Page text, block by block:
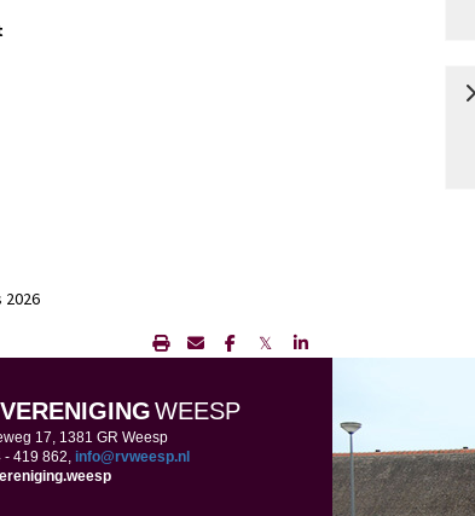
𝕏
WEESP
17, 1381 GR Weesp
- 419 862, ofni@rvweesp.nl